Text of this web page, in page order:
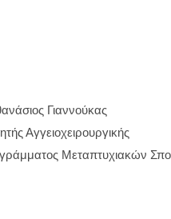
Γιαννούκας
Αγγειοχειρουργικής
Μεταπτυχιακών